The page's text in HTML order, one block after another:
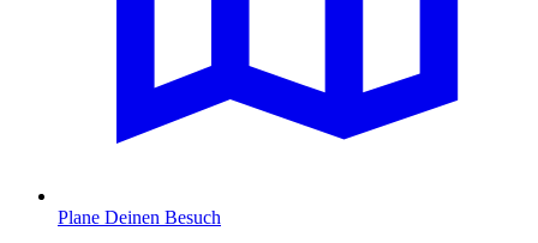
Plane Deinen Besuch